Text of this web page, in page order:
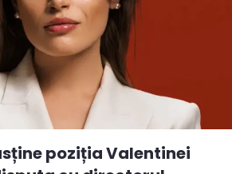
poziția Valentinei